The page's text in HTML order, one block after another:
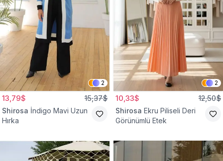
2
13,79$ 15,37$
Shirosa İndigo Mavi Uzun
Hırka
2
10,33$ 12,50$
Shirosa Ekru Piliseli Deri
Görünümlü Etek